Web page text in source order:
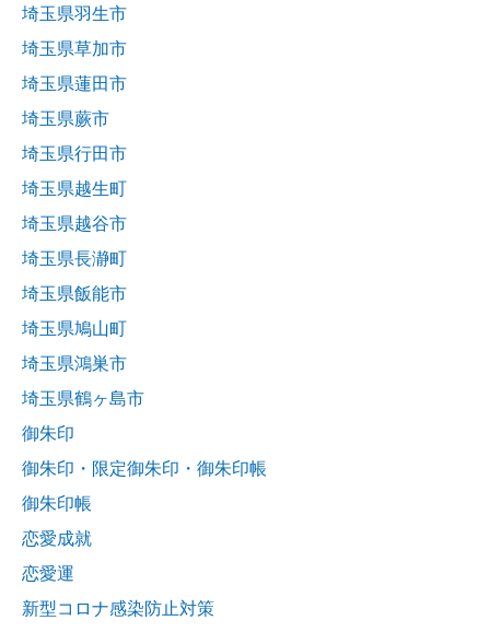
埼玉県羽生市
埼玉県草加市
埼玉県蓮田市
埼玉県蕨市
埼玉県行田市
埼玉県越生町
埼玉県越谷市
埼玉県長瀞町
埼玉県飯能市
埼玉県鳩山町
埼玉県鴻巣市
埼玉県鶴ヶ島市
御朱印
御朱印・限定御朱印・御朱印帳
御朱印帳
恋愛成就
恋愛運
新型コロナ感染防止対策